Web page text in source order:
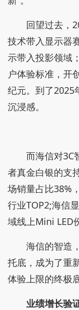
接着，用数字
了31%。挤出的
流，都是为了让
产品。
而用户使用
这套庞大的
120余家顶尖科
买回家的硬件成
新”。
技术带入显⽰器
⽰带入投影领域
户体验标准，开
纪元。到了